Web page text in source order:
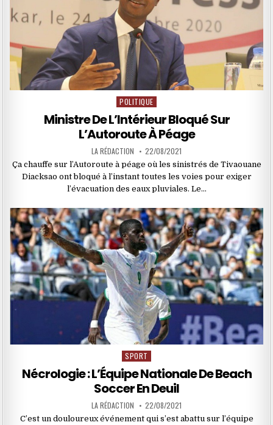
Posted
in
POLITIQUE
Ministre De L’Intérieur Bloqué Sur
L’Autoroute À Péage
LA RÉDACTION 22/08/2021
Ça chauffe sur l’Autoroute à péage où les sinistrés de Tivaouane
Diacksao ont bloqué à l’instant toutes les voies pour exiger
l’évacuation des eaux pluviales. Le…
Posted
in
SPORT
Nécrologie : L’Équipe Nationale De Beach
Soccer En Deuil
LA RÉDACTION 22/08/2021
C’est un douloureux événement qui s’est abattu sur l’équipe